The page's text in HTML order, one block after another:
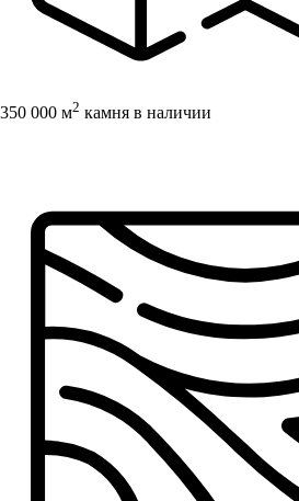
350 000 м2 камня в наличии